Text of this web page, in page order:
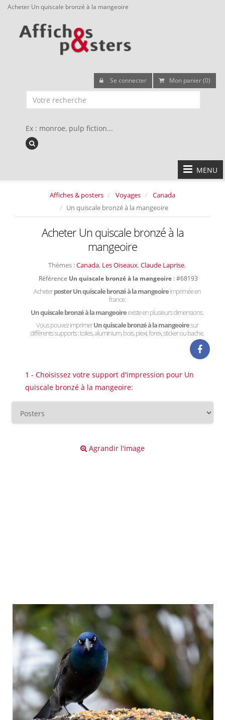
Acheter Un quiscale bronzé à la mangeoire
Se connecter Mon panier (0)
Ex : monroe, pulp fiction...
MENU
Affiches & posters Voyages
Canada
Un quiscale bronzé à la mangeoire
Acheter Un quiscale bronzé à la
mangeoire
Thèmes :Canada, Les Oiseaux, Claude Laprise,
Référence Un quiscale bronzé à la mangeoire : #68193
Acheterposter Un quiscale bronzé à la mangeoireimprimée en
france.
Un quiscale bronzé à la mangeoireexiste en plusieurs dimensions.
Vous pouvez imprimerUn quiscale bronzé à la mangeoiresur
différents supports : toiles, aluminium, bois, plexi, forex, sticker ou bache.
1 - Choisissez votre support d'impression pour Un
quiscale bronzé à la mangeoire:
Agrandir l'image